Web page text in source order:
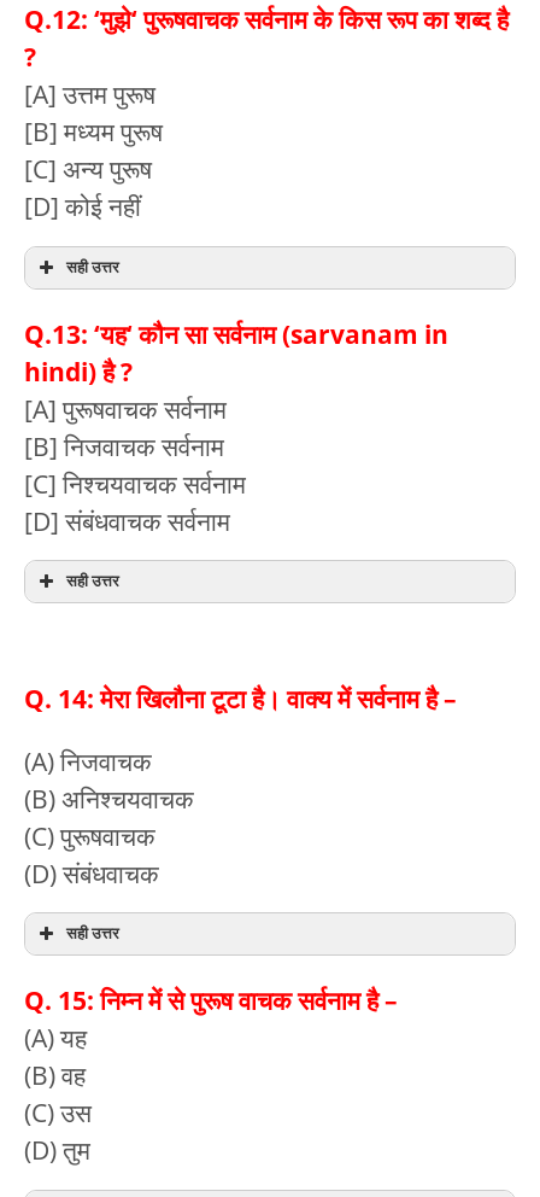
Q.12: ‘मुझे‘ पुरूषवाचक सर्वनाम के किस रूप का शब्द है
?
[A] उत्तम पुरूष
[B] मध्यम पुरूष
[C] अन्य पुरूष
[D] कोई नहीं
सही उत्तर
Q.13: ‘यह‘ कौन सा सर्वनाम (sarvanam in
hindi) है ?
[A] पुरूषवाचक सर्वनाम
[B] निजवाचक सर्वनाम
[C] निश्चयवाचक सर्वनाम
[D] संबंधवाचक सर्वनाम
सही उत्तर
Q. 14: मेरा खिलौना टूटा है। वाक्य में सर्वनाम है –
(A) निजवाचक
(B) अनिश्चयवाचक
(C) पुरूषवाचक
(D) संबंधवाचक
सही उत्तर
Q. 15: निम्न में से पुरूष वाचक सर्वनाम है –
(A) यह
(B) वह
(C) उस
(D) तुम